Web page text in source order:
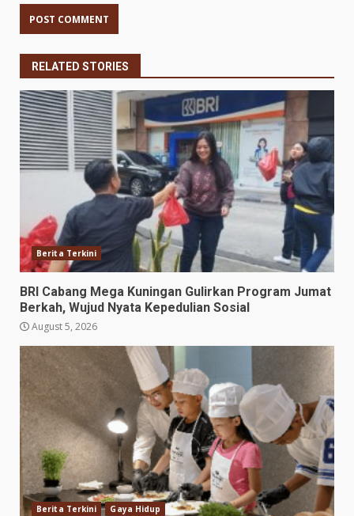
RELATED STORIES
Berita Terkini
BRI Cabang Mega Kuningan Gulirkan Program Jumat
Berkah, Wujud Nyata Kepedulian Sosial
August 5, 2026
Berita Terkini Gaya Hidup